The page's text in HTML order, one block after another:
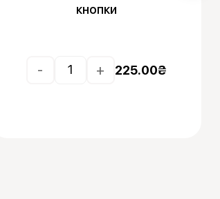
кнопки
- + 225.00₴